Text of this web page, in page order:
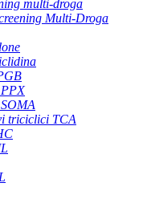
multi-droga
Multi-Droga
triciclici TCA